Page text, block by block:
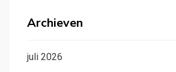
Archieven
juli 2026